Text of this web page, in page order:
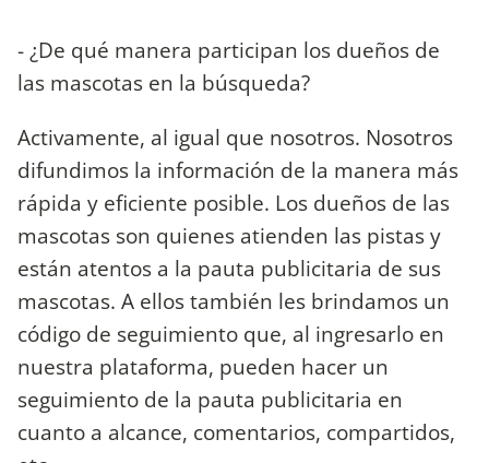
- ¿De qué manera participan los dueños de
las mascotas en la búsqueda?
Activamente, al igual que nosotros. Nosotros
difundimos la información de la manera más
rápida y eficiente posible. Los dueños de las
mascotas son quienes atienden las pistas y
están atentos a la pauta publicitaria de sus
mascotas. A ellos también les brindamos un
código de seguimiento que, al ingresarlo en
nuestra plataforma, pueden hacer un
seguimiento de la pauta publicitaria en
cuanto a alcance, comentarios, compartidos,